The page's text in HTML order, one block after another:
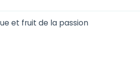
et fruit de la passion